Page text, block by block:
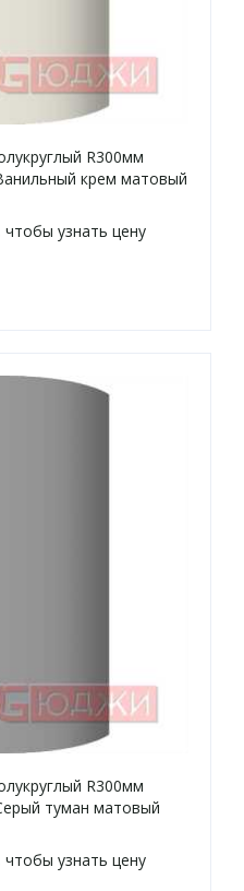
R300мм
крем матовый
чтобы узнать цену
R300мм
туман матовый
чтобы узнать цену